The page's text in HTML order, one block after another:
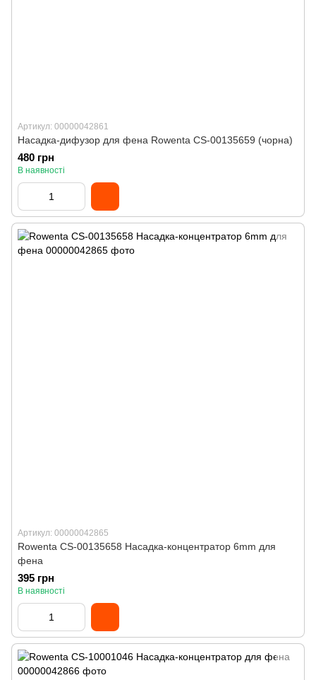
Артикул: 00000042861
Насадка-дифузор для фена Rowenta CS-00135659 (чорна)
480 грн
В наявності
Артикул: 00000042865
Rowenta CS-00135658 Насадка-концентратор 6mm для
фена
395 грн
В наявності